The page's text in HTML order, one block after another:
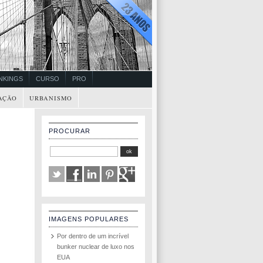
CURSO PRO
URBANISMO
PROCURAR
IMAGENS POPULARES
Por dentro de um incrível
bunker nuclear de luxo nos
EUA